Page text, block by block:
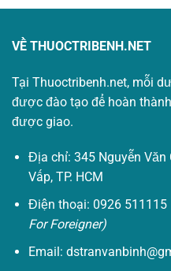
VỀ THUOCTRIBENH.NET
Tại Thuoctribenh.net, mỗi
được đào tạo để hoàn
được giao.
Địa chỉ: 345 Nguyễn Văn
Vấp, TP. HCM
Điện thoại: 0926 511115
For Foreigner)
Email: